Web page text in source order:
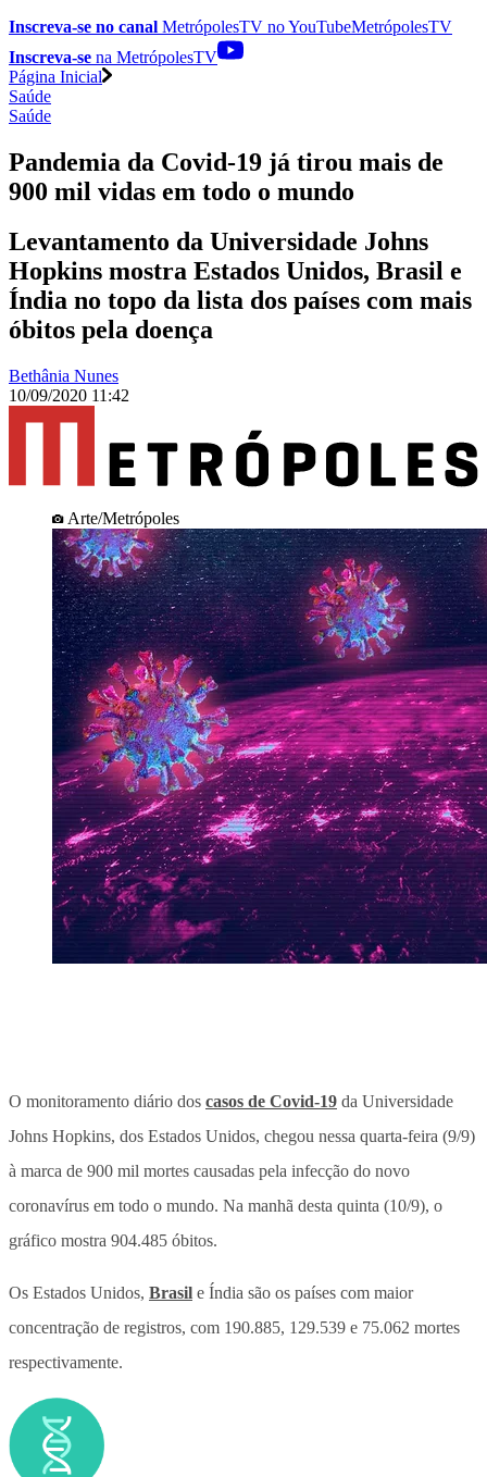
Inscreva-se no canal MetrópolesTV noYouTubeMetrópolesTV
Inscreva-se na MetrópolesTV
Página Inicial
Saúde
Saúde
Pandemia da Covid-19 já tirou mais de
900 mil vidas em todo o mundo
Levantamento da Universidade Johns
Hopkins mostra Estados Unidos, Brasil e
Índia no topo da lista dos países com mais
óbitos pela doença
Bethânia Nunes
10/09/2020 11:42
Arte/Metrópoles
O monitoramento diário dos casos de Covid-19 da Universidade
Johns Hopkins, dos Estados Unidos, chegou nessa quarta-feira (9/9)
à marca de 900 mil mortes causadas pela infecção do novo
coronavírus em todo o mundo. Na manhã desta quinta (10/9), o
gráfico mostra 904.485 óbitos.
Os Estados Unidos, Brasil e Índia são os países com maior
concentração de registros, com 190.885, 129.539 e 75.062 mortes
respectivamente.